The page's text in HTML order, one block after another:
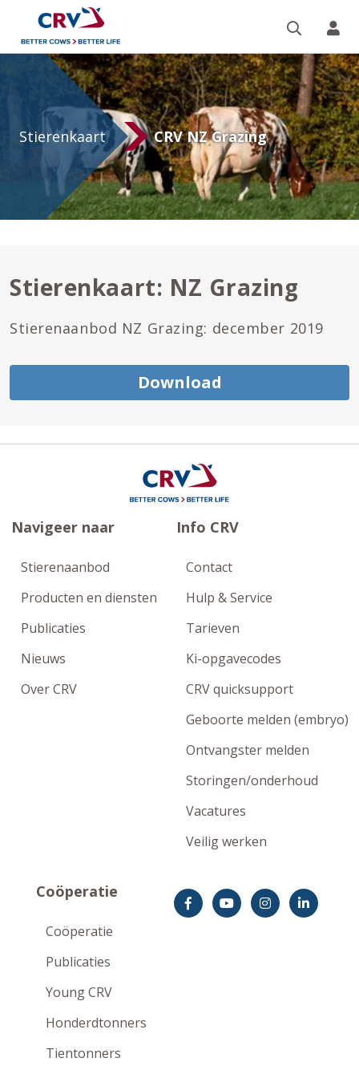
Grazing
stierenkaart
Stierenkaart CRV NZ Grazing
Stierenkaart: NZ Grazing
Stierenaanbod NZ Grazing: december 2019
Download
Navigeer naar
Stierenaanbod
Producten en diensten
Publicaties
Nieuws
Over CRV
Info CRV
Contact
Hulp & Service
Tarieven
Ki-opgavecodes
CRV quicksupport
Geboorte melden (embryo)
Ontvangster melden
Storingen/onderhoud
Vacatures
Veilig werken
Coöperatie
Coöperatie
Publicaties
Young CRV
Honderdtonners
Tientonners